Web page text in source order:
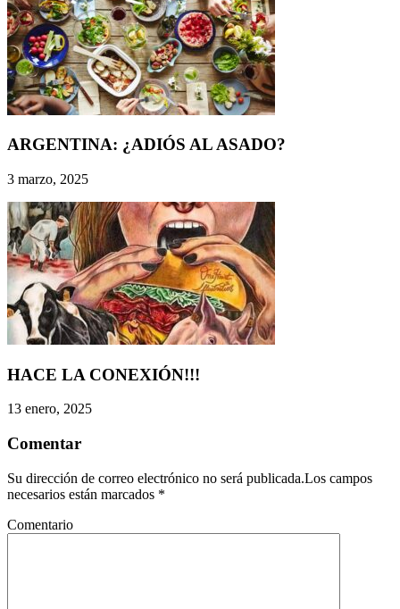
ARGENTINA: ¿ADIÓS AL ASADO?
3 marzo, 2025
HACE LA CONEXIÓN!!!
13 enero, 2025
Comentar
Su dirección de correo electrónico no será publicada.Los campos
necesarios están marcados *
Comentario